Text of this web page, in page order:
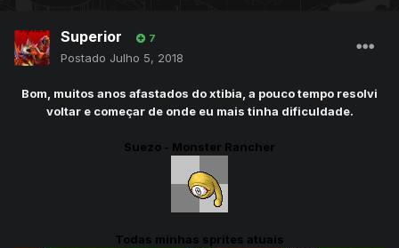
Superior 7
Postado Julho 5, 2018
Bom, muitos anos afastados do xtibia, a pouco tempo resolvi
voltar e começar de onde eu mais tinha dificuldade.
Suezo - Monster Rancher
Todas minhas sprites atuais